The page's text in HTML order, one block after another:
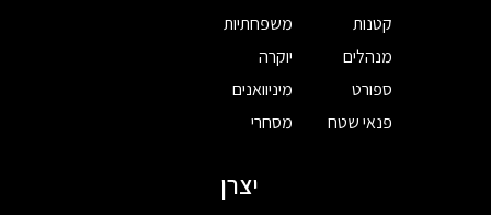
קטנות
מנהלים
ספורט
פנאי שטח
משפחתיות
יוקרה
מיניוואנים
מסחרי
יצרן